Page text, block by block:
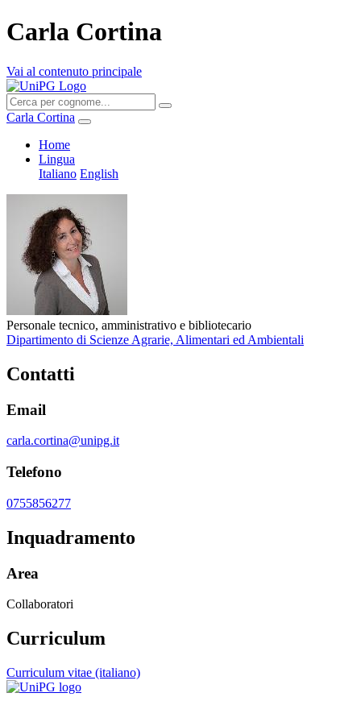
Carla Cortina
Vai al contenuto principale
Carla Cortina
Home
Lingua
Italiano English
Personale tecnico, amministrativo e bibliotecario
Dipartimento di Scienze Agrarie, Alimentari ed Ambientali
Contatti
Email
carla.cortina@unipg.it
Telefono
0755856277
Inquadramento
Area
Collaboratori
Curriculum
Curriculum vitae (italiano)